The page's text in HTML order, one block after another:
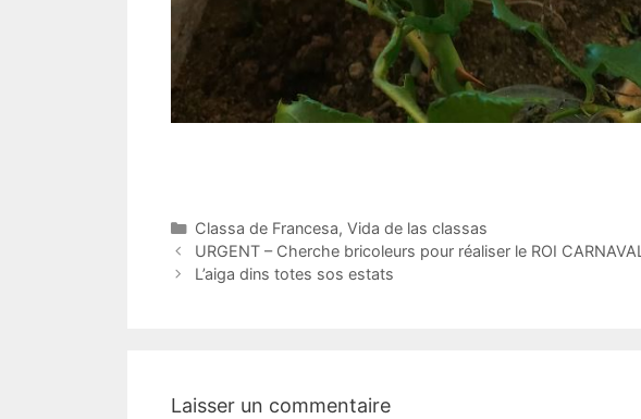
Catégories
Classa de Francesa, Vida de las classas
Navigation
des
URGENT – Cherche bricoleurs pour réaliser le ROI CARNAVAL
L’aiga dins totes sos estats
Laisser un commentaire